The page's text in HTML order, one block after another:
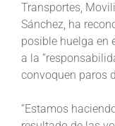
Transportes,
Sánchez, ha
posible huelga en
a la
convoquen paros
“Estamos